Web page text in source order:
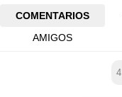
COMENTARIOS
AMIGOS
4